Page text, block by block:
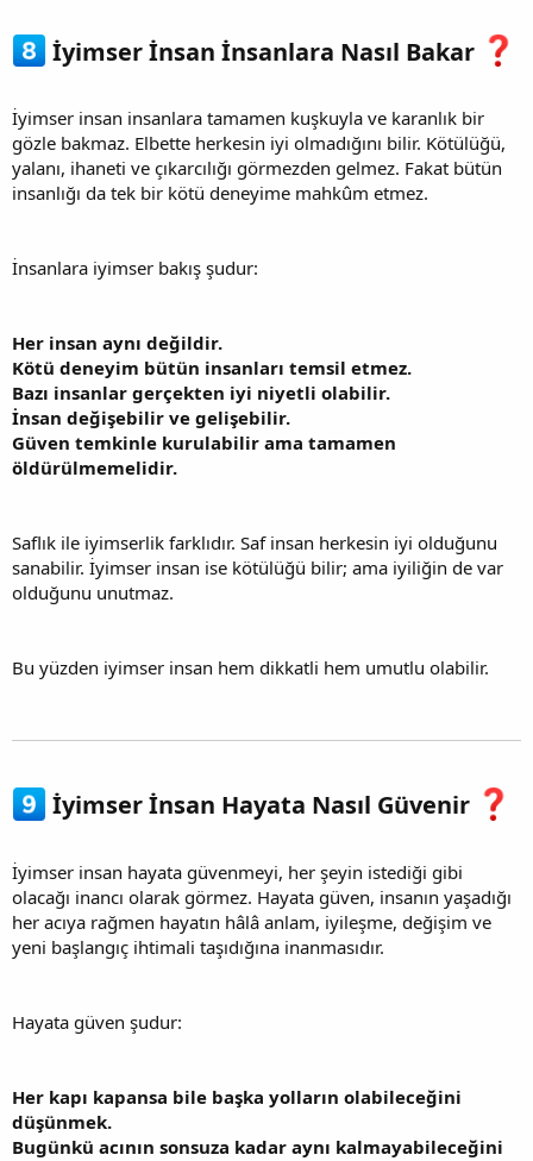
İyimser İnsan İnsanlara Nasıl Bakar
İyimser insan insanlara tamamen kuşkuyla ve karanlık bir
gözle bakmaz. Elbette herkesin iyi olmadığını bilir. Kötülüğü,
yalanı, ihaneti ve çıkarcılığı görmezden gelmez. Fakat bütün
insanlığı da tek bir kötü deneyime mahkûm etmez.
İnsanlara iyimser bakış şudur:
Her insan aynı değildir.
Kötü deneyim bütün insanları temsil etmez.
Bazı insanlar gerçekten iyi niyetli olabilir.
İnsan değişebilir ve gelişebilir.
Güven temkinle kurulabilir ama tamamen
öldürülmemelidir.
Saflık ile iyimserlik farklıdır. Saf insan herkesin iyi olduğunu
sanabilir. İyimser insan ise kötülüğü bilir; ama iyiliğin de var
olduğunu unutmaz.
Bu yüzden iyimser insan hem dikkatli hem umutlu olabilir.
İyimser İnsan Hayata Nasıl Güvenir
İyimser insan hayata güvenmeyi, her şeyin istediği gibi
olacağı inancı olarak görmez. Hayata güven, insanın yaşadığı
her acıya rağmen hayatın hâlâ anlam, iyileşme, değişim ve
yeni başlangıç ihtimali taşıdığına inanmasıdır.
Hayata güven şudur:
Her kapı kapansa bile başka yolların olabileceğini
düşünmek.
Bugünkü acının sonsuza kadar aynı kalmayabileceğini